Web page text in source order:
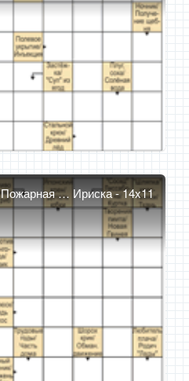
Пожарная … Ириска - 14x11